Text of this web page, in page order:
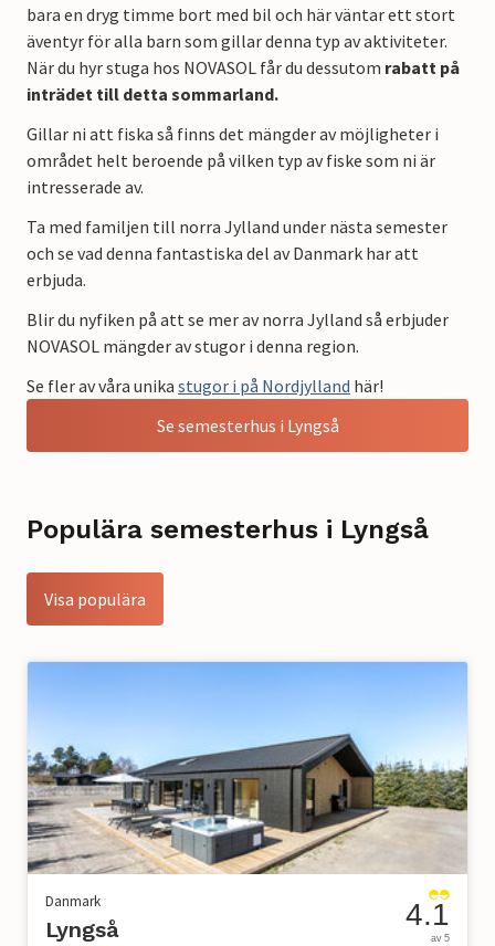
bara en dryg timme bort med bil och här väntar ett stort
äventyr för alla barn som gillar denna typ av aktiviteter.
När du hyr stuga hos NOVASOL får du dessutom rabatt på
inträdet till detta sommarland.
Gillar ni att fiska så finns det mängder av möjligheter i
området helt beroende på vilken typ av fiske som ni är
intresserade av.
Ta med familjen till norra Jylland under nästa semester
och se vad denna fantastiska del av Danmark har att
erbjuda.
Blir du nyfiken på att se mer av norra Jylland så erbjuder
NOVASOL mängder av stugor i denna region.
Se fler av våra unika stugor i på Nordjylland här!
Se semesterhus i Lyngså
Populära semesterhus i Lyngså
Visa populära
Danmark
Lyngså 4.1
av 5